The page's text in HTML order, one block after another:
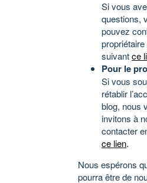
Si vous
questions,
pouvez
suivantce
Pour le
Si vous
rétablir
blog, nous
invitons à
contacter
ce lien.
Nous espérons
pourra être de